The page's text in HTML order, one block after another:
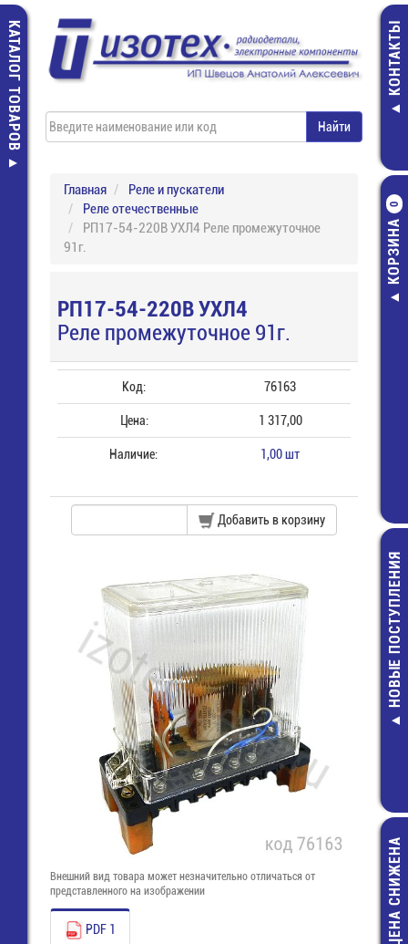
КАТАЛОГ ТОВАРОВ КОНТАКТЫ
КОРЗИНА
0
МКА-10110
Геркон
49,00 руб.
НОВЫЕ ПОСТУПЛЕНИЯ
ЦЕНА СНИЖЕНА
Главная
Реле и пускатели
Реле отечественные
РП17-54-220В УХЛ4 Реле промежуточное
91г.
РП17-54-220В УХЛ4
Реле промежуточное 91г.
Код: 76163
Цена: 1 317,00
Наличие: 1,00 шт
Добавить в корзину
Внешний вид товара может незначительно отличаться от
представленного на изображении
PDF 1